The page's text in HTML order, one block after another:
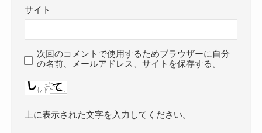
サイト
次回のコメントで使用するためブラウザーに自分
の名前、メールアドレス、サイトを保存する。
上に表示された文字を入力してください。